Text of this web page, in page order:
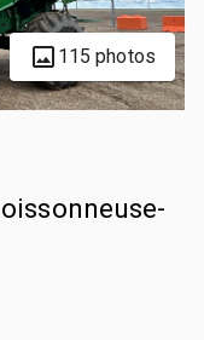
115 photos